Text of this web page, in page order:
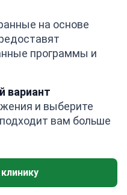
на основе
программы и
вариант
и выберите
вам больше